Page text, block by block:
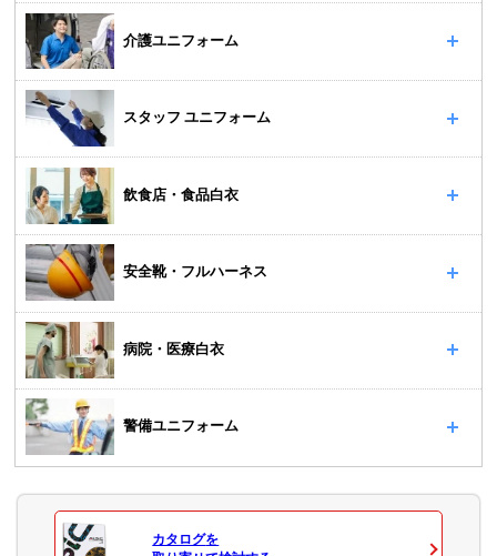
介護ユニフォーム
スタッフ ユニフォーム
飲食店・食品白衣
安全靴・フルハーネス
病院・医療白衣
警備ユニフォーム
カタログを